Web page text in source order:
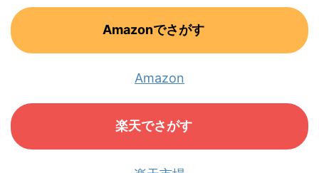
Amazonでさがす
Amazon
楽天でさがす